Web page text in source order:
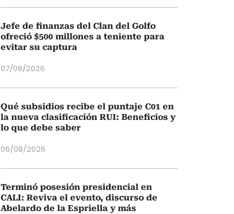
Jefe de finanzas del Clan del Golfo
ofreció $500 millones a teniente para
evitar su captura
07/08/2026
Qué subsidios recibe el puntaje C01 en
la nueva clasificación RUI: Beneficios y
lo que debe saber
06/08/2026
Terminó posesión presidencial en
CALI: Reviva el evento, discurso de
Abelardo de la Espriella y más